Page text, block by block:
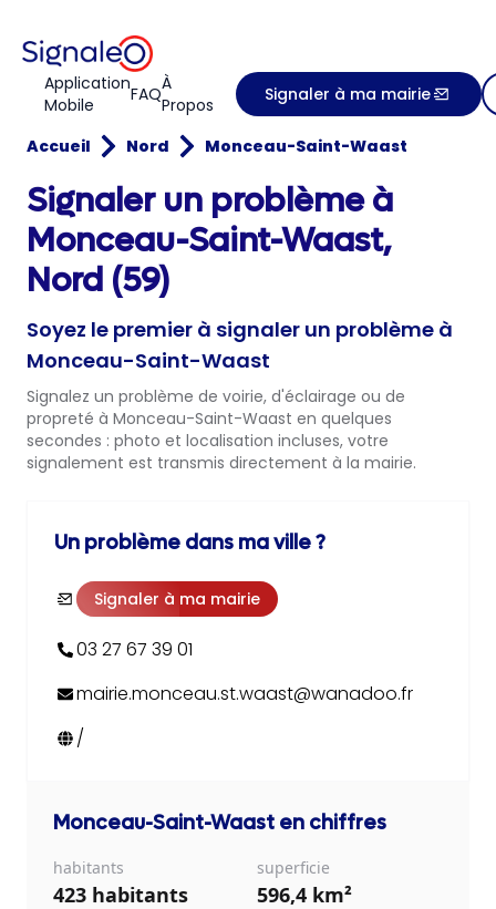
Application
Mobile
FAQÀ
Propos
Signaler à ma mairie
Accueil Nord Monceau-Saint-Waast
Signaler un problème à
Monceau-Saint-Waast,
Nord (59)
Soyez le premier à signaler un problème à
Monceau-Saint-Waast
Signalez un problème de voirie, d'éclairage ou de
propreté à Monceau-Saint-Waast en quelques
secondes : photo et localisation incluses, votre
signalement est transmis directement à la mairie.
Un problème dans ma ville ?
Signaler à ma mairie
03 27 67 39 01
mairie.monceau.st.waast@wanadoo.fr
/
Monceau-Saint-Waast en chiffres
habitants
423 habitants
superficie
596,4 km²